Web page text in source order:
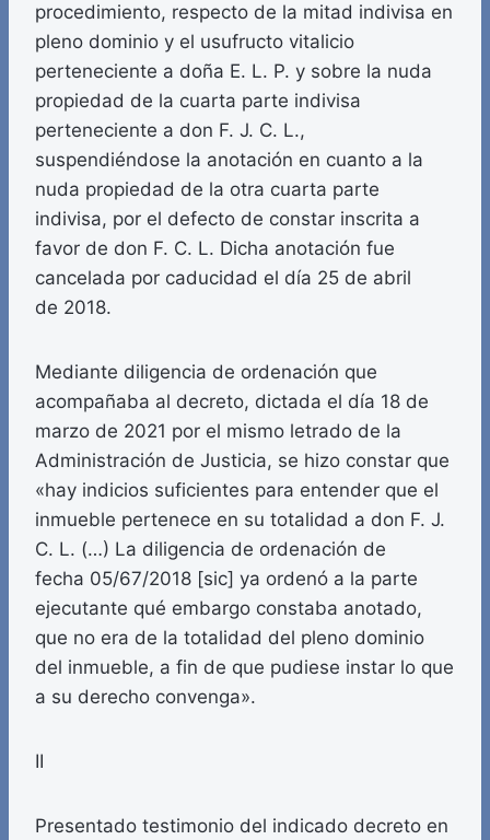
procedimiento, respecto de la mitad indivisa en
pleno dominio y el usufructo vitalicio
perteneciente a doña E. L. P. y sobre la nuda
propiedad de la cuarta parte indivisa
perteneciente a don F. J. C. L.,
suspendiéndose la anotación en cuanto a la
nuda propiedad de la otra cuarta parte
indivisa, por el defecto de constar inscrita a
favor de don F. C. L. Dicha anotación fue
cancelada por caducidad el día 25 de abril
de 2018.
Mediante diligencia de ordenación que
acompañaba al decreto, dictada el día 18 de
marzo de 2021 por el mismo letrado de la
Administración de Justicia, se hizo constar que
«hay indicios suficientes para entender que el
inmueble pertenece en su totalidad a don F. J.
C. L. (…) La diligencia de ordenación de
fecha 05/67/2018 [sic] ya ordenó a la parte
ejecutante qué embargo constaba anotado,
que no era de la totalidad del pleno dominio
del inmueble, a fin de que pudiese instar lo que
a su derecho convenga».
II
Presentado testimonio del indicado decreto en